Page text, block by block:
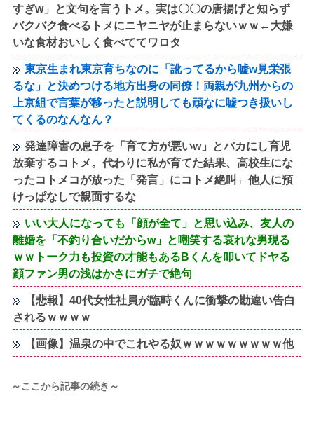
すぎw」と文句を言うトメ。実は〇〇の唐揚げと知らず
バクバク食べるトメにニヤニヤが止まらないｗｗ←大嫌
いな食材おいしく食べててワロタ
東京生まれ東京育ちなのに「訛ってるから嘘w見栄張
るな」と決めつける地方出身の同僚！両親が九州からの
上京組で言葉が移ったと説明しても頑なに嘘つき扱いし
てくるのなんなん？
発達障害の息子を「育て方が悪いw」とバカにし育児
放棄するコトメ。代わりに私が育てた結果、高校生にな
ったコトメコが放った「発言」にコトメ絶叫←他人に預
けっぱなしで親面するな
いい大人になっても「顔が全て」と思い込み、友人の
離婚を「不釣り合いだからw」と嘲笑する哀れな男現る
ｗｗトーク力も投資の才能もあるBくんを叩いてドヤる
顔ファン男の浅はかさにガチで絶句
【悲報】40代女性社員が臨時くんに衝撃の勘違い告白
されるｗｗｗｗ
【画像】温泉の中でこれやる奴ｗｗｗｗｗｗｗｗｗ他
～ここから記事の続き～